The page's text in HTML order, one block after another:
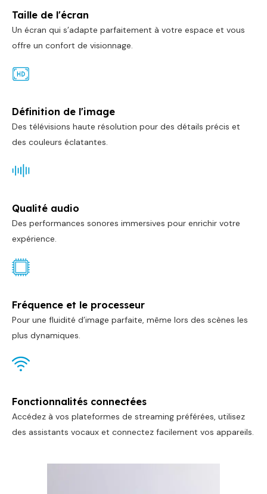
Taille de l'écran
Un écran qui s’adapte parfaitement à votre espace et vous
offre un confort de visionnage.
Définition de l'image
Des télévisions haute résolution pour des détails précis et
des couleurs éclatantes.
Qualité audio
Des performances sonores immersives pour enrichir votre
expérience.
Fréquence et le processeur
Pour une fluidité d’image parfaite, même lors des scènes les
plus dynamiques.
Fonctionnalités connectées
Accédez à vos plateformes de streaming préférées, utilisez
des assistants vocaux et connectez facilement vos appareils.